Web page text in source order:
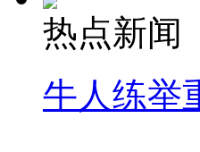
热点新闻
牛人练举